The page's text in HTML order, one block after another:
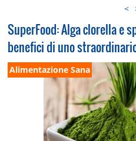
<
SuperFood: Alga clorella e
benefici di uno
Alimentazione Sana